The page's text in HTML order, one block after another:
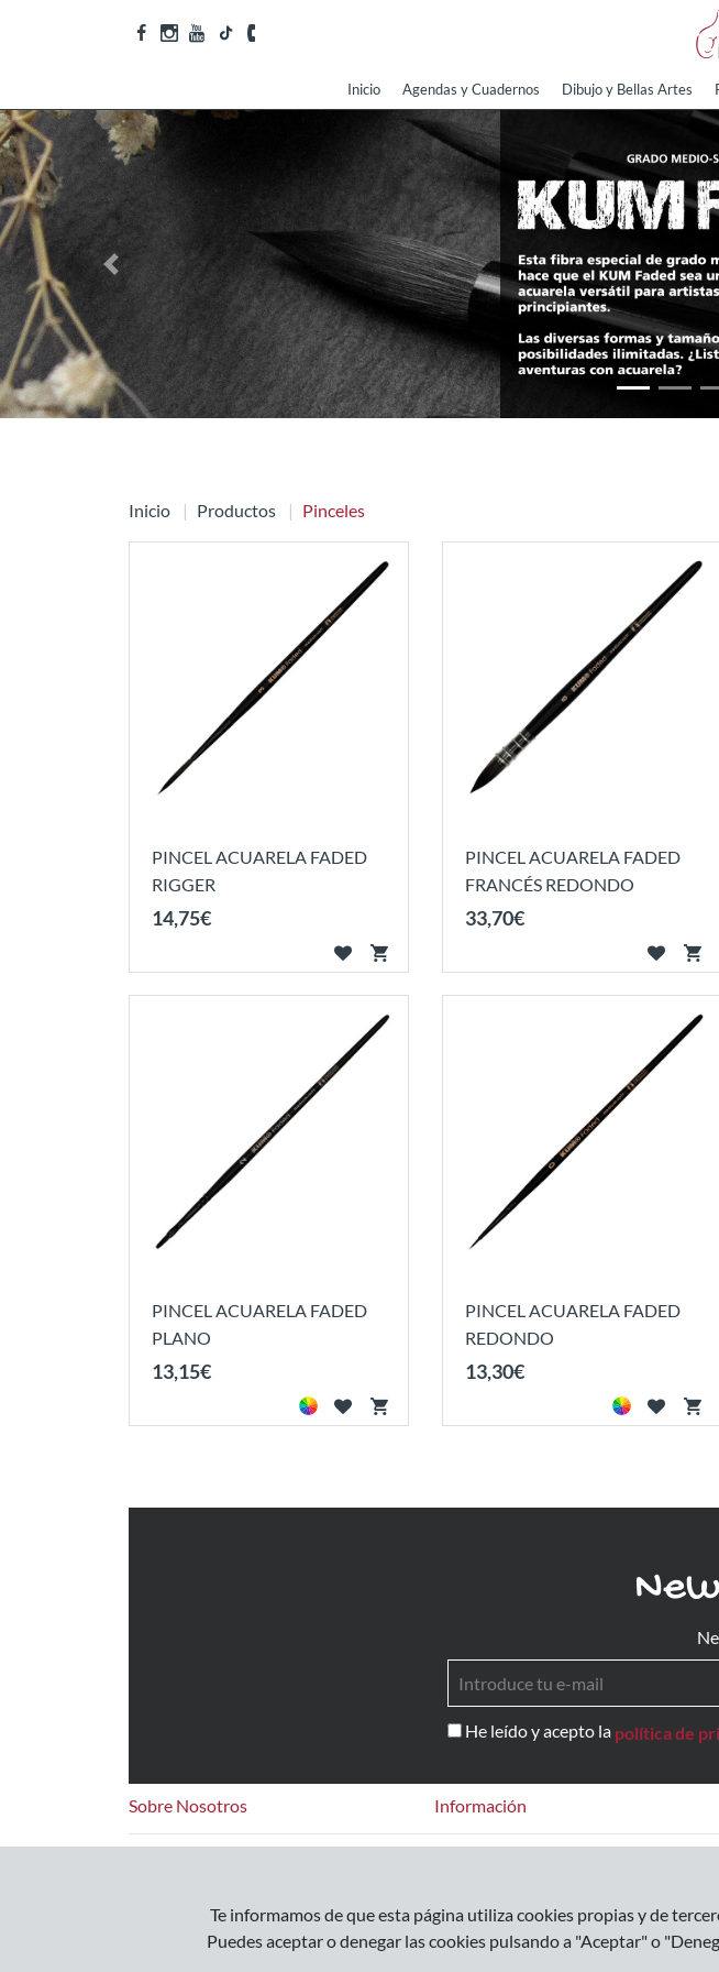
Inicio Agendas y Cuadernos Dibujo y Bellas Artes
Inicio Productos Pinceles
PINCEL ACUARELA FADED
RIGGER
14,75€
PINCEL ACUARELA FADED
FRANCÉS REDONDO
33,70€
PINCEL ACUARELA FADED
PLANO
13,15€
PINCEL ACUARELA FADED
REDONDO
13,30€
He leído y acepto la política de
Sobre Nosotros Información
Te informamos de que esta página utiliza cookies propias y de
Puedes aceptar o denegar las cookies pulsando a "Aceptar" o